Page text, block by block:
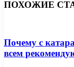
ПОХОЖИЕ
Почему с
всем